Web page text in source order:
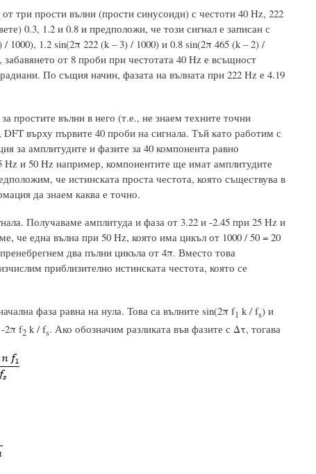
три прости вълни (прости синусоиди) с честоти 40 Hz, 222
0.3, 1.2 и 0.8 и предположи, че този сигнал е записан с
1.2 sin(2π 222 (k – 3) / 1000) и 0.8 sin(2π 465 (k – 2) /
от 8 проби при честотата 40 Hz е всъщност
По същия начин, фазата на вълната при 222 Hz е 4.19
простите вълни в него (т.е., не знаем техните точни
върху първите 40 проби на сигнала. Тъй като работим с
за амплитудите и фазите за 40 компонента равно
и 50 Hz например, компонентите ще имат амплитудите
че истинската проста честота, която съществува в
да знаем каква е точно.
Получаваме амплитуда и фаза от 3.22 и -2.45 при 25 Hz и
че една вълна при 50 Hz, която има цикъл от 1000 / 50 = 20
два пълни цикъла от 4π. Вместо това
приблизително истинската честота, която се
фаза равна на нула. Това са вълните sin(2π f1 k / fs) и
2π f2k / fs. Ако обозначим разликата във фазите с Δτ, тогава